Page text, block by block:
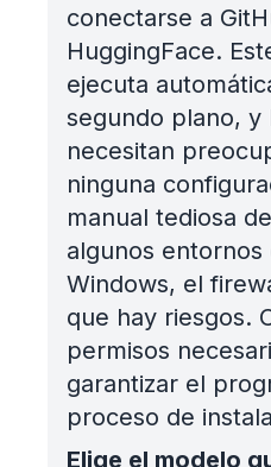
conectarse a
HuggingFace.
ejecuta
segundo plano, y
necesitan
ninguna
manual tediosa
algunos entornos
Windows, el
que hay riesgos.
permisos
garantizar el
proceso de
Elige el modelo